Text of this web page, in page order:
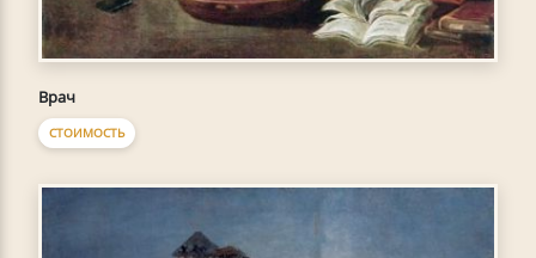
Врач
СТОИМОСТЬ